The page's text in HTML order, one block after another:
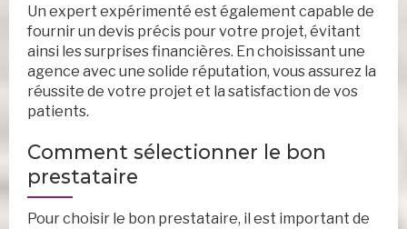
Un expert expérimenté est également capable de
fournir un devis précis pour votre projet, évitant
ainsi les surprises financières. En choisissant une
agence avec une solide réputation, vous assurez la
réussite de votre projet et la satisfaction de vos
patients.
Comment sélectionner le bon
prestataire
Pour choisir le bon prestataire, il est important de